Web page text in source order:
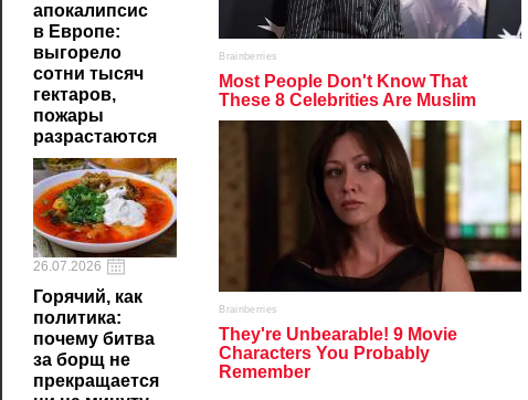
апокалипсис
в Европе:
выгорело
сотни тысяч
гектаров,
пожары
разрастаются
26.07.2026
Горячий, как
политика:
почему битва
за борщ не
прекращается